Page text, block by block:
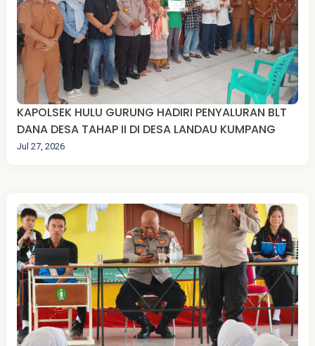
KAPOLSEK HULU GURUNG HADIRI PENYALURAN BLT
DANA DESA TAHAP II DI DESA LANDAU KUMPANG
Jul 27, 2026